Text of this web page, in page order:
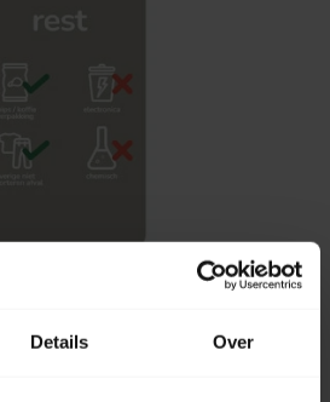
Details Over